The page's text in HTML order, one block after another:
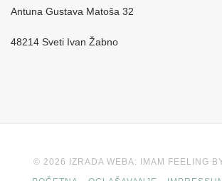
Antuna Gustava Matoša 32
48214 Sveti Ivan Žabno
© 2026 IZRADA WEBA: IMAM FEELING